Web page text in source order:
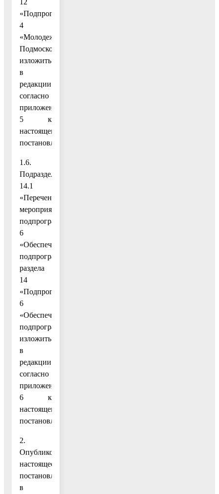
«Подпрограмма
4
«Молодежь
Подмосковья»
изложить
в
редакции
согласно
приложению
5 к
настоящему
постановлению;
1.6.
Подраздел
14.1
«Перечень
мероприятий
подпрограммы
6
«Обеспечивающая
подпрограмма»
раздела
14
«Подпрограмма
6
«Обеспечивающая
подпрограмма»
изложить
в
редакции
согласно
приложению
6 к
настоящему
постановлению.
2.
Опубликовать
настоящее
постановление
в